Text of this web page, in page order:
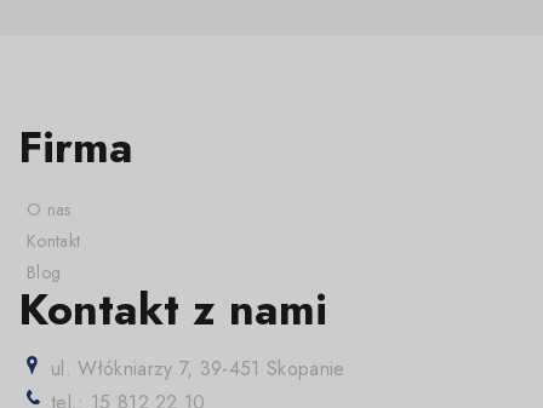
Firma
O nas
Kontakt
Blog
Kontakt z nami
ul. Włókniarzy 7, 39-451 Skopanie